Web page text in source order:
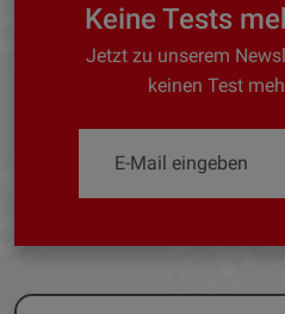
Keine Tests
Jetzt zu unserem
keinen Test